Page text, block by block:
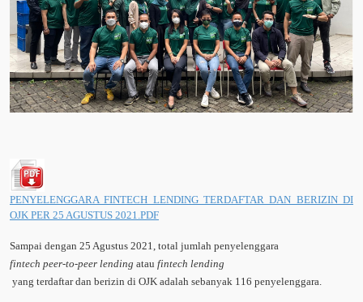
PENYELENGGARA FINTECH LENDING TERDAFTAR DAN BERIZIN DI
OJK PER 25 AGUSTUS 2021.PDF
Sampai dengan 25 Agustus 2021, total jumlah penyelenggara
fintech peer-to-peer lending atau fintech lending
yang terdaftar dan berizin di OJK adalah sebanyak 116 penyelenggara.